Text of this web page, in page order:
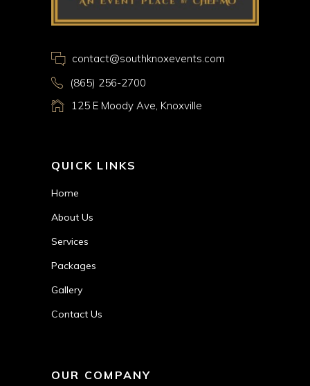
contact@southknoxevents.com
(865) 256-2700
125 E Moody Ave, Knoxville
QUICK LINKS
Home
About Us
Services
Packages
Gallery
Contact Us
OUR COMPANY